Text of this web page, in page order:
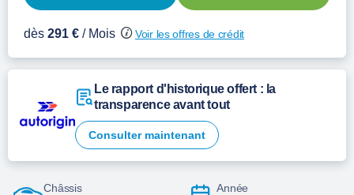
dès 291 € / Mois Voir les offres de crédit
Le rapport d'historique offert : la
transparence avant tout
Consulter maintenant
Châssis Année